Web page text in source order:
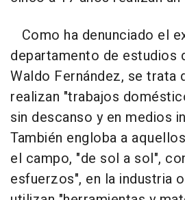
Como ha denunciado el
departamento de estudios
Waldo Fernández, se trata
realizan "trabajos
sin descanso y en medios
También engloba a
el campo, "de sol a sol",
esfuerzos", en la industria